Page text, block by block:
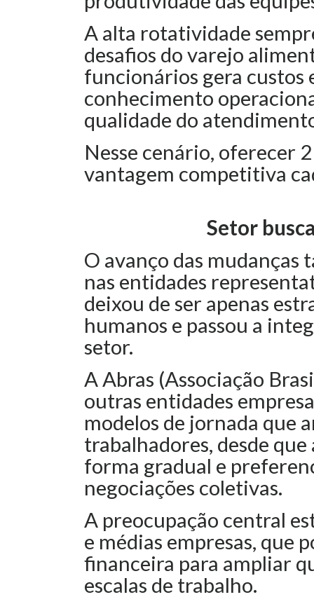
A alta rotatividade
desafios do varejo
funcionários gera custos
conhecimento
qualidade do
Nesse cenário, oferecer
vantagem competitiva
Setor
O avanço das
nas entidades
deixou de ser apenas
humanos e passou a
setor.
A Abras (Associação
outras entidades
modelos de jornada que
trabalhadores, desde
forma gradual e
negociações coletivas.
A preocupação central
e médias empresas, que
financeira para ampliar
escalas de trabalho.